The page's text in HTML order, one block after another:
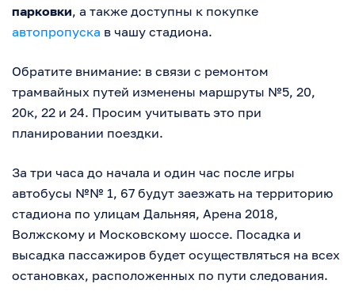
парковки, а также доступны к покупке
автопропуска в чашу стадиона.
Обратите внимание: в связи с ремонтом
трамвайных путей изменены маршруты №5, 20,
20к, 22 и 24. Просим учитывать это при
планировании поездки.
За три часа до начала и один час после игры
автобусы №№ 1, 67 будут заезжать на территорию
стадиона по улицам Дальняя, Арена 2018,
Волжскому и Московскому шоссе. Посадка и
высадка пассажиров будет осуществляться на всех
остановках, расположенных по пути следования.